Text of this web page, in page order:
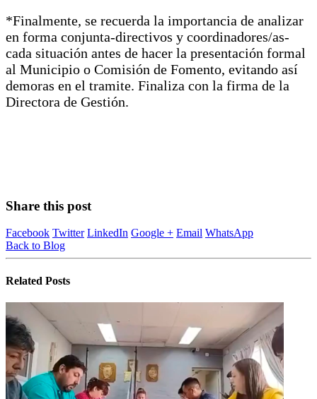
*Finalmente, se recuerda la importancia de analizar
en forma conjunta-directivos y coordinadores/as-
cada situación antes de hacer la presentación formal
al Municipio o Comisión de Fomento, evitando así
demoras en el tramite. Finaliza con la firma de la
Directora de Gestión.
Share this post
Facebook Twitter LinkedIn Google + Email WhatsApp
Back to Blog
Related Posts